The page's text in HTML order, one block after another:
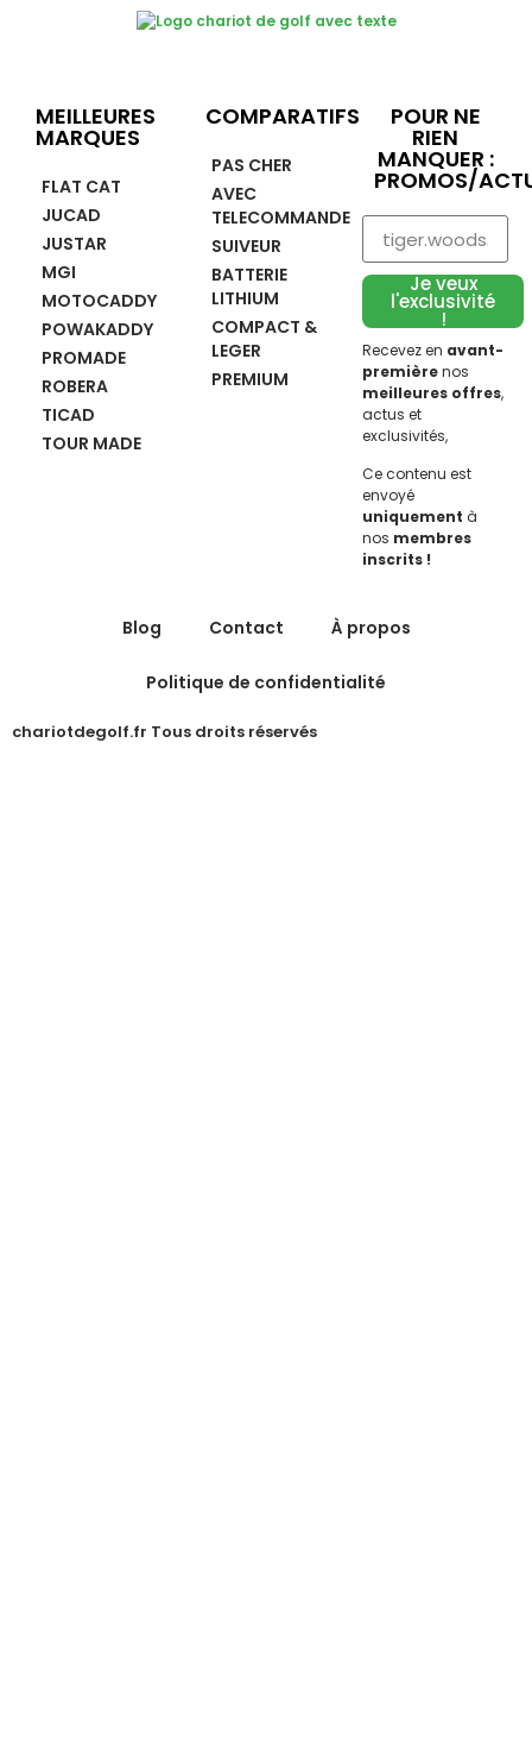
MEILLEURES
MARQUES
FLAT CAT
JUCAD
JUSTAR
MGI
MOTOCADDY
POWAKADDY
PROMADE
ROBERA
TICAD
TOUR MADE
COMPARATIFS
PAS CHER
AVEC
TELECOMMANDE
SUIVEUR
BATTERIE
LITHIUM
COMPACT &
LEGER
PREMIUM
POUR NE
RIEN
MANQUER :
PROMOS/
Je veux
l'exclusivité
!
Recevez en avant-
premièrenos
meilleures offres,
actus et
exclusivités,
Ce contenu est
envoyé
uniquement à
nos membres
inscrits !
chariotdegolf.fr Tous droits réservés
Blog Contact À propos
Politique de confidentialité